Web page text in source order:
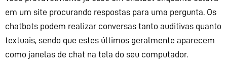
em um site procurando respostas para uma pergunta. Os
chatbots podem realizar conversas tanto auditivas quanto
textuais, sendo que estes últimos geralmente aparecem
como janelas de chat na tela do seu computador.